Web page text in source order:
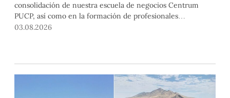
consolidación de nuestra escuela de negocios Centrum
PUCP, así como en la formación de profesionales
empresariales comprometidos con el país. Por todo ello,
03.08.2026